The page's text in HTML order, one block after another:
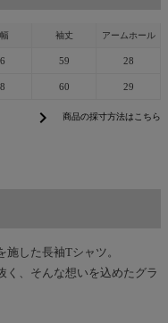
袖丈 アームホール
59 28
60 29
chevron_right 商品の採寸方法はこちら
した長袖Tシャツ。
く、そんな想いを込めたグラ